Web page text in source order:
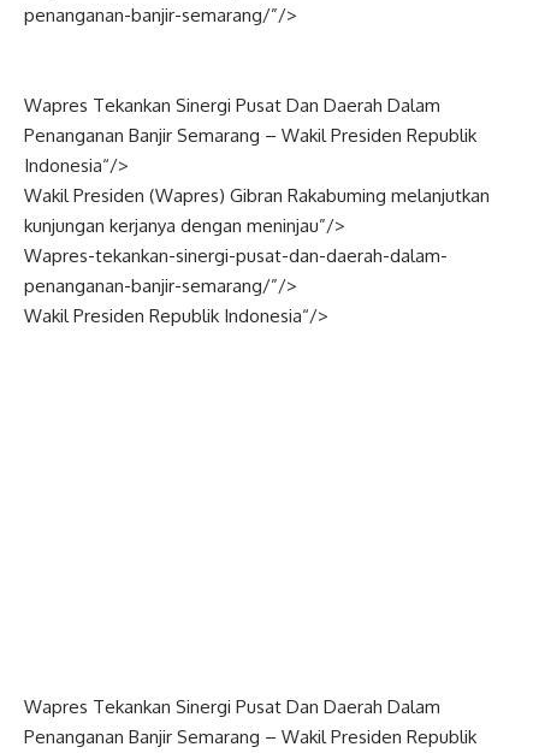
penanganan-banjir-semarang/”/>
Wapres Tekankan Sinergi Pusat Dan Daerah Dalam
Penanganan Banjir Semarang – Wakil Presiden Republik
Indonesia“/>
Wakil Presiden (Wapres) Gibran Rakabuming melanjutkan
kunjungan kerjanya dengan meninjau”/>
Wapres-tekankan-sinergi-pusat-dan-daerah-dalam-
penanganan-banjir-semarang/”/>
Wakil Presiden Republik Indonesia“/>
Wapres Tekankan Sinergi Pusat Dan Daerah Dalam
Penanganan Banjir Semarang – Wakil Presiden Republik